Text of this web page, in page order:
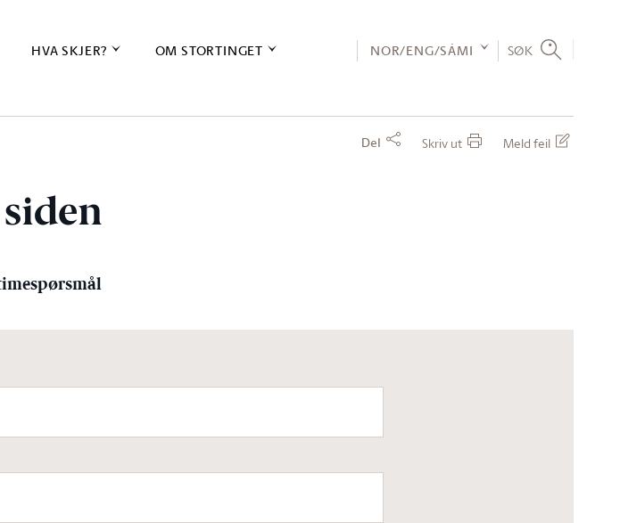
HVA SKJER? OM STORTINGET NOR/ENG/SÁMI SØK
Del Skriv ut Meld feil